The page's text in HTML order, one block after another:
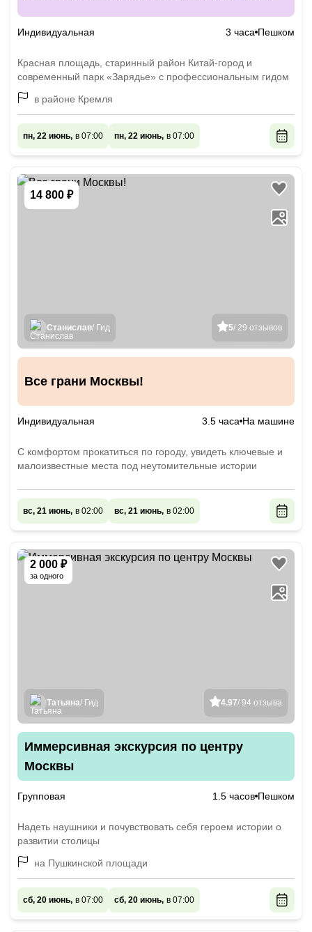
Индивидуальная 3 часа Пешком
Красная площадь, старинный район Китай-город и
современный парк «Зарядье» с профессиональным гидом
в районе Кремля
пн, 22 июнь, в 07:00 пн, 22 июнь, в 07:00
14 800 ₽
5/ 29 отзывов
Станислав/ Гид
Все грани Москвы!
Индивидуальная 3.5 часа На машине
С комфортом прокатиться по городу, увидеть ключевые и
малоизвестные места под неутомительные истории
вс, 21 июнь, в 02:00 вс, 21 июнь, в 02:00
2 000 ₽
за одного
4.97/ 94 отзыва
Татьяна/ Гид
Иммерсивная экскурсия по центру
Москвы
Групповая 1.5 часов Пешком
Надеть наушники и почувствовать себя героем истории о
развитии столицы
на Пушкинской площади
сб, 20 июнь, в 07:00 сб, 20 июнь, в 07:00